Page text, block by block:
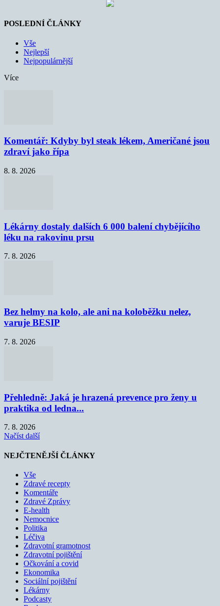
POSLEDNÍ ČLÁNKY
Vše
Nejlepší
Nejpopulárnější
Více
Komentář: Kdyby byl steak lékem, Američané jsou
zdraví jako řípa
8. 8. 2026
Lékárny dostaly dalších 6 000 balení chybějícího
léku na rakovinu prsu
7. 8. 2026
Bez helmy na kolo, ale ani na koloběžku nelez,
varuje BESIP
7. 8. 2026
Přehledně: Jaká je hrazená prevence pro ženy u
praktika od ledna...
7. 8. 2026
Načíst další
NEJČTENĚJŠÍ ČLÁNKY
Vše
Zdravé recepty
Komentáře
Zdravé Zprávy
E-health
Nemocnice
Politika
Léčiva
Zdravotní gramotnost
Zdravotní pojištění
Očkování a covid
Ekonomika
Sociální pojištění
Lékárny
Podcasty